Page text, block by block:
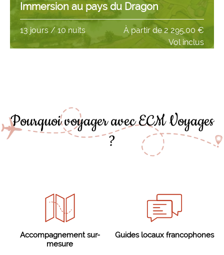
Immersion au pays du Dragon
13 jours / 10 nuits
Vol inclus
À partir de2 295,00 €
Pourquoi voyager avec ECM Voyages
?
Accompagnement sur-
mesure
Guides locaux francophones